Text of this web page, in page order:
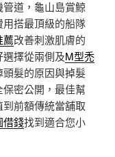
道，龜山島賞鯨
搭最頂級的船隊
薦改善刺激肌膚的
擇從兩側及M型禿
髮的原因與掉髮
密公開，最佳幫
到前額傳統當舖取
借錢找到適合您小